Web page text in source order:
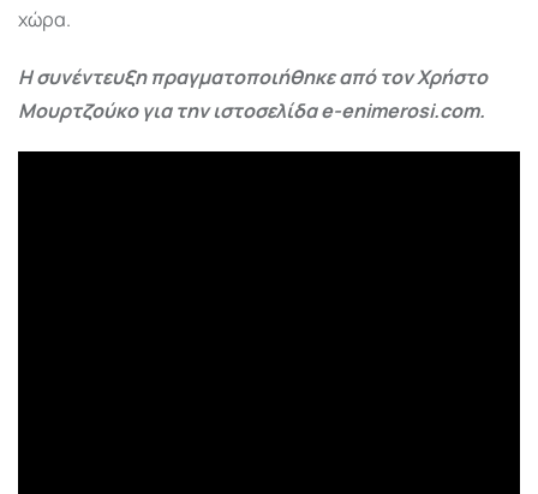
χώρα.
Η συνέντευξη πραγματοποιήθηκε από τον Χρήστο
Μουρτζούκο για την ιστοσελίδα e-enimerosi.com.